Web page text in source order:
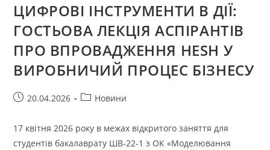
ЦИФРОВІ ІНСТРУМЕНТИ В ДІЇ:
ГОСТЬОВА ЛЕКЦІЯ АСПІРАНТІВ
ПРО ВПРОВАДЖЕННЯ HESH У
ВИРОБНИЧИЙ ПРОЦЕС БІЗНЕСУ
Запис20.04.2026
Категорія
Новини
17 квітня 2026 року в межах відкритого заняття для
студентів бакалаврату ШВ-22-1 з ОК «Моделювання